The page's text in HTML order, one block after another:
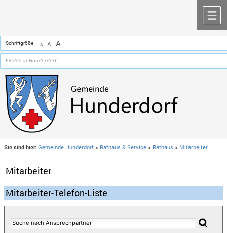
Schriftgröße A A A
Sie sind hier: Gemeinde Hunderdorf > Rathaus & Service > Rathaus > Mitarbeiter
Mitarbeiter
Mitarbeiter-Telefon-Liste